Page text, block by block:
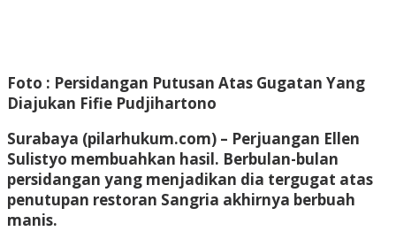
Foto : Persidangan Putusan Atas Gugatan Yang
Diajukan Fifie Pudjihartono
Surabaya (pilarhukum.com) – Perjuangan Ellen
Sulistyo membuahkan hasil. Berbulan-bulan
persidangan yang menjadikan dia tergugat atas
penutupan restoran Sangria akhirnya berbuah
manis.